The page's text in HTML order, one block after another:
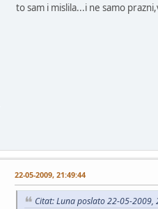
to sam i mislila...i ne samo
22-05-2009, 21:49:44
Citat: Luna poslato 22-05-2009,